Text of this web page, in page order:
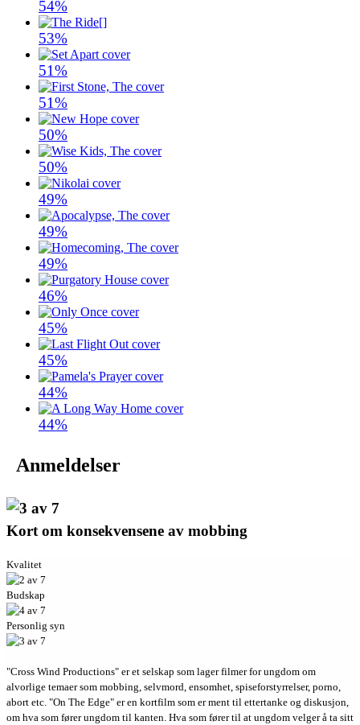
54%
53%
51%
51%
50%
50%
49%
49%
49%
46%
45%
45%
44%
44%
Anmeldelser
Kort om konsekvensene av mobbing
Kvalitet
Budskap
Personlig syn
"Cross Wind Productions" er et selskap som lager filmer for ungdom om
alvorlige temaer som mobbing, selvmord, ensomhet, spiseforstyrrelser, porno,
abort etc. "On The Edge" er en kortfilm som er ment til ettertanke og diskusjon,
om hva som fører ungdom til kanten. Hva som fører til at ungdom velger å ta sitt